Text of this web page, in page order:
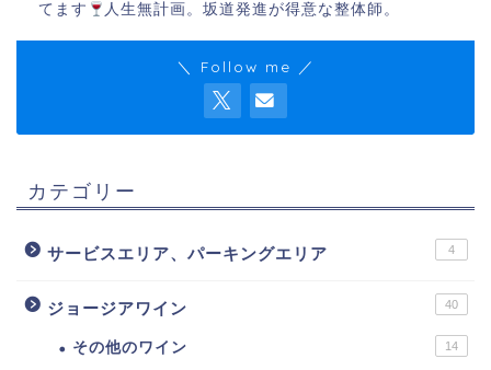
てます
人生無計画。坂道発進が得意な整体師。
＼ Follow me ／
カテゴリー
サービスエリア、パーキングエリア 4
ジョージアワイン 40
その他のワイン 14